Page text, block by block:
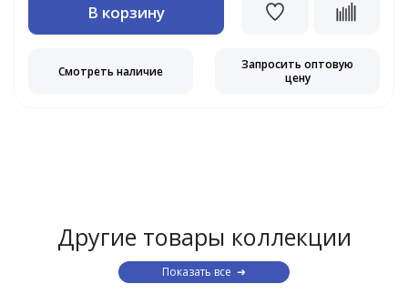
В корзину
Смотреть наличие
Запросить оптовую
цену
Другие товары коллекции
Показать все